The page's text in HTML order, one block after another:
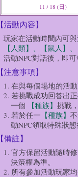
11 / 18 (日)
【活動內容】
玩家在活動時間內可與
【人類】、【鼠人】
活動NPC對話後，即可
【注意事項】
1. 在與每個場地的活
2. 若挑戰成功回答出
一個
【種族】 挑戰
3. 若於任一 【種族】
動NPC領取特殊狀態
【備註】
1. 官方保留活動隨時
決策權為準。
2. 所有參加活動玩家